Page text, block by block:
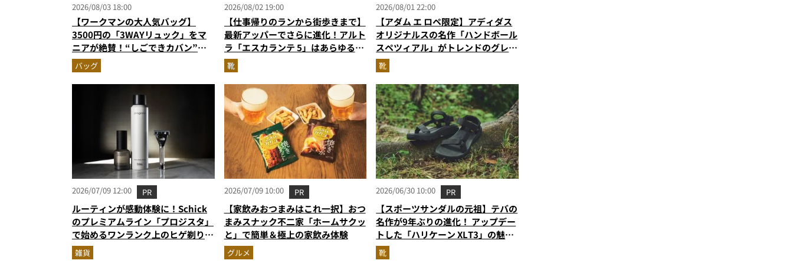
2026/08/03 18:00
【ワークマンの大人気バッグ】
3500円の「3WAYリュック」をマ
ニアが絶賛！“しごできカバン”が
撥水防汚で評判以上に優秀だった
バッグ
2026/08/02 19:00
【仕事帰りのランから街歩きまで】
最新アッパーでさらに進化！アルト
ラ「エスカランテ 5」はあらゆるシ
ーンに寄り添う大人の相棒だ
靴
2026/08/01 22:00
【アダム エ ロペ限定】アディダス
オリジナルスの名作「ハンドボール
スペツィアル」がトレンドのグレー
に！
靴
2026/07/09 12:00 PR
ルーティンが感動体験に！Schick
のプレミアムライン「プロジスタ」
で始めるワンランク上のヒゲ剃り習
慣
雑貨
2026/07/09 10:00 PR
【家飲みおつまみはこれ一択】おつ
まみスナック不二家「ホームサクッ
と」で簡単＆極上の家飲み体験
グルメ
2026/06/30 10:00 PR
【スポーツサンダルの元祖】テバの
名作が9年ぶりの進化！ アップデー
トした「ハリケーン XLT3」の魅力
を識者があらゆる角度から徹底解
説！
靴